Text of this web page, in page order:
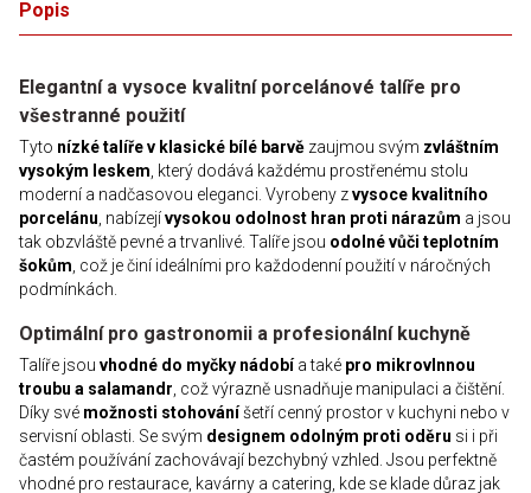
Popis
Elegantní a vysoce kvalitní porcelánové talíře pro
všestranné použití
Tyto nízké talíře v klasické bílé barvě zaujmou svým zvláštním
vysokým leskem , který dodává každému prostřenému stolu
moderní a nadčasovou eleganci. Vyrobeny zvysoce kvalitního
porcelánu , nabízejívysokou odolnost hran proti nárazům a jsou
tak obzvláště pevné a trvanlivé. Talíře jsou odolné vůči teplotním
šokům , což je činí ideálními pro každodenní použití v náročných
podmínkách.
Optimální pro gastronomii a profesionální kuchyně
Talíře jsou vhodné do myčky nádobía také pro mikrovlnnou
troubu a salamandr , což výrazně usnadňuje manipulaci a čištění.
Díky své možnosti stohováníšetří cenný prostor v kuchyni nebo v
servisní oblasti. Se svým designem odolným proti oděru si i při
častém používání zachovávají bezchybný vzhled. Jsou perfektně
vhodné pro restaurace, kavárny a catering, kde se klade důraz jak